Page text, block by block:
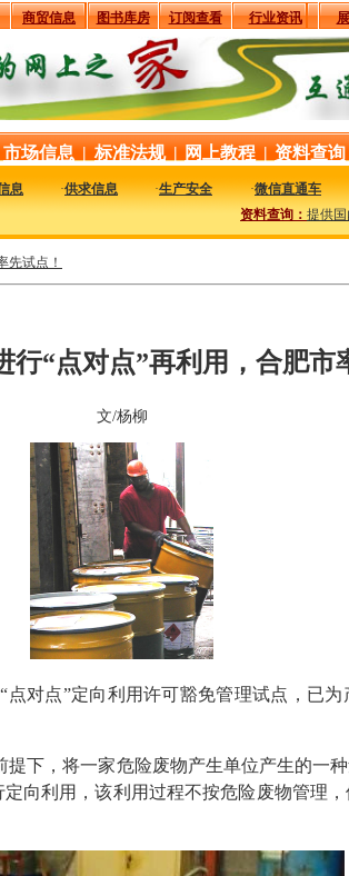
商贸信息 图书库房 订阅查看 行业资讯
市场信息 | 标准法规 | 网上教程 | 资料查询
息 ·供求信息 ·生产安全 ·微信直通车
资料查询：提供国内
先试点！
行“点对点”再利用，合肥市
文/杨柳
对点”定向利用许可豁免管理试点，已
下，将一家危险废物产生单位产生的一
向利用，该利用过程不按危险废物管理